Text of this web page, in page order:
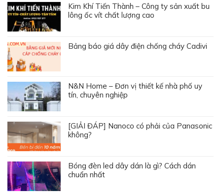
Kim Khí Tiến Thành – Công ty sản xuất bu
lông ốc vít chất lượng cao
Bảng báo giá dây điện chống cháy Cadivi
N&N Home – Đơn vị thiết kế nhà phố uy
tín, chuyên nghiệp
[GIẢI ĐÁP] Nanoco có phải của Panasonic
không?
Bóng đèn led dây dán là gì? Cách dán
chuẩn nhất